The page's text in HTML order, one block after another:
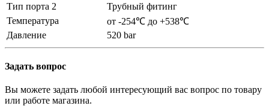
Тип порта 2
Трубный фитинг
Температура
от -254℃ до +538℃
Давление
520 bar
Задать вопрос
Вы можете задать любой интересующий вас вопрос по товару
или работе магазина.